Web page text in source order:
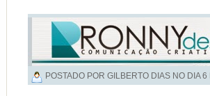
POSTADO POR GILBERTO DIAS NO DIA6